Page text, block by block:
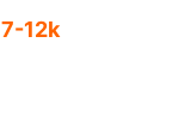
7-12k